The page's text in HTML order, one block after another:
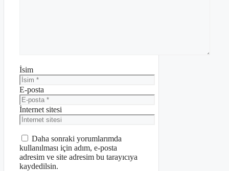
İsim
E-posta
İnternet sitesi
Daha sonraki yorumlarımda
kullanılması için adım, e-posta
adresim ve site adresim bu tarayıcıya
kaydedilsin.